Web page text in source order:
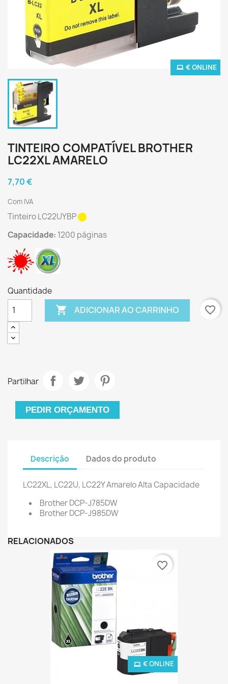
€ ONLINE
TINTEIRO COMPATÍVEL BROTHER
LC22XL AMARELO
7,70 €
Com IVA
Tinteiro LC22UYBP
Capacidade: 1200 páginas
Quantidade
 ADICIONAR AO CARRINHO favorite_border
Partilhar
PEDIR ORÇAMENTO
Descrição Dados do produto
LC22XL, LC22U, LC22Y Amarelo Alta Capacidade
Brother DCP-J785DW
Brother DCP-J985DW
RELACIONADOS
€ ONLINE
favorite_border